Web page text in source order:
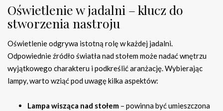
Oświetlenie w jadalni – klucz do
stworzenia nastroju
Oświetlenie odgrywa istotną rolę w każdej jadalni.
Odpowiednie źródło światła nad stołem może nadać wnętrzu
wyjątkowego charakteru i podkreślić aranżację. Wybierając
lampy, warto wziąć pod uwagę kilka aspektów:
Lampa wisząca nad stołem – powinna być umieszczona